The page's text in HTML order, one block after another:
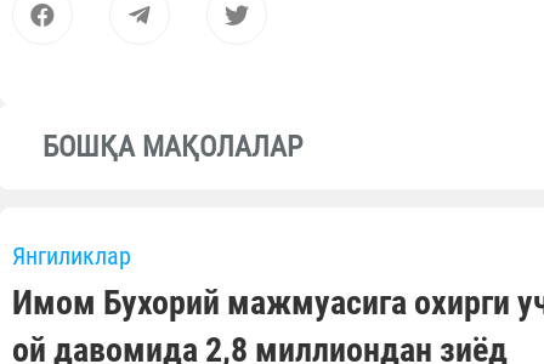
БОШҚА МАҚОЛАЛАР
Янгиликлар
Имом Бухорий мажмуасига охирги
ой давомида 2,8 миллиондан зиёд